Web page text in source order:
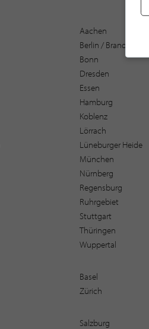
Aachen
Berlin / Brandenburg
Bonn
Dresden
Essen
Hamburg
Koblenz
Lörrach
Lüneburger Heide
München
Nürnberg
Regensburg
Ruhrgebiet
Stuttgart
Thüringen
Wuppertal
Basel
Zürich
Salzburg